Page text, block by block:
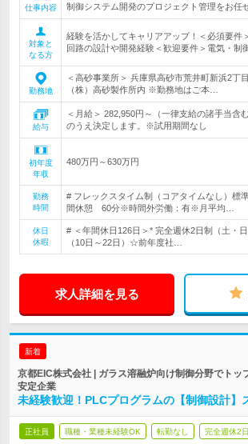
仕事内容
制御システム開発のプロジェクト管理をお任
対象と
なる方
経験を活かしてキャリアアップ！＜必須要件
回路の設計や開発経験＜歓迎要件＞電気・制
勤務地
＜高砂事業所＞ 兵庫県高砂市荒井町新浜2丁
（株）高砂製作所内 ※勤務地はご本…
給与
＜月給＞ 282,950円～（一律支給の諸手当含
のうえ決定します。※試用期間なし
初年度
年収
480万円～630万円
勤務
時間
# フレックスタイム制（コアタイムなし）
間休憩 60分※時間外労働：有※月平均…
休日
休暇
# ＜年間休日126日＞* 完全週休2日制（土・
（10日～22日）☆前年度社…
求人詳細を見る
新着
京都EIC株式会社 | ガラス溶融炉向け制御分野でトッ
安定企業
未経験歓迎！PLCプログラムの【制御設計
正社員 職種・業種未経験OK 転勤なし 完全週休2